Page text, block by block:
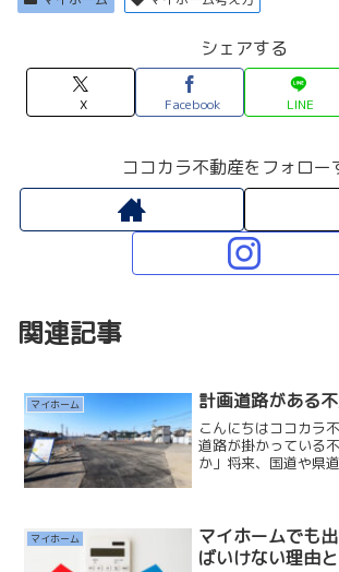
シェアする
X Facebook LINE
ココカラ不動産をフォロー
関連記事
マイホーム 計画道路がある
こんにちはココカラ
道路が掛かっている
か」将来、国道や県
されている道路です
れている不動産も普
す。計画道路が「事
マイホーム
マイホームでも
ばいけない理由